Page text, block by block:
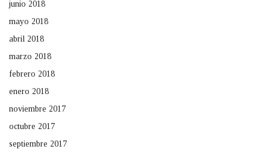
junio 2018
mayo 2018
abril 2018
marzo 2018
febrero 2018
enero 2018
noviembre 2017
octubre 2017
septiembre 2017